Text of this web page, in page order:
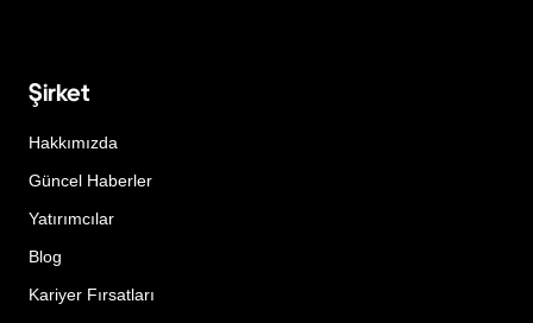
Şirket
Hakkımızda
Güncel Haberler
Yatırımcılar
Blog
Kariyer Fırsatları